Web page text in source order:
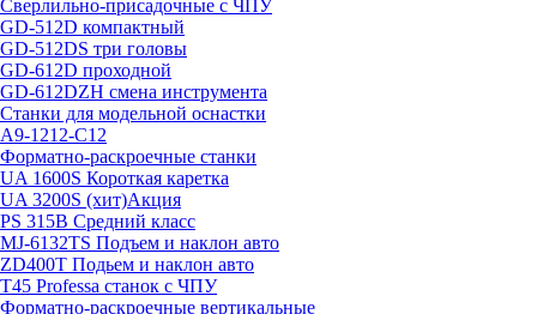
Сверлильно-присадочные с ЧПУ
GD-512D компактный
GD-512DS три головы
GD-612D проходной
GD-612DZH смена инструмента
Станки для модельной оснастки
А9-1212-С12
Форматно-раскроечные станки
UA 1600S Короткая каретка
UA 3200S (хит)Акция
PS 315B Средний класс
MJ-6132TS Подъем и наклон авто
ZD400T Подьем и наклон авто
T45 Professa станок с ЧПУ
Форматно-раскроечные вертикальные